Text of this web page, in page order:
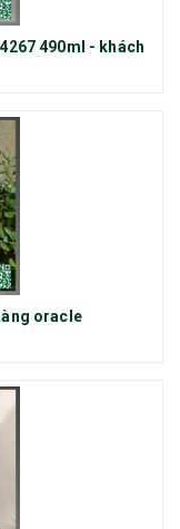
490ml - khách
oracle